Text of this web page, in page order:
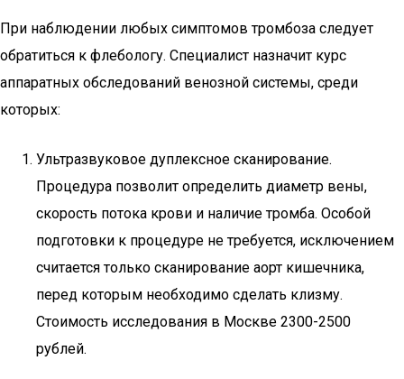
При наблюдении любых симптомов тромбоза следует
обратиться к флебологу. Специалист назначит курс
аппаратных обследований венозной системы, среди
которых:
Ультразвуковое дуплексное сканирование.
Процедура позволит определить диаметр вены,
скорость потока крови и наличие тромба. Особой
подготовки к процедуре не требуется, исключением
считается только сканирование аорт кишечника,
перед которым необходимо сделать клизму.
Стоимость исследования в Москве 2300-2500
рублей.